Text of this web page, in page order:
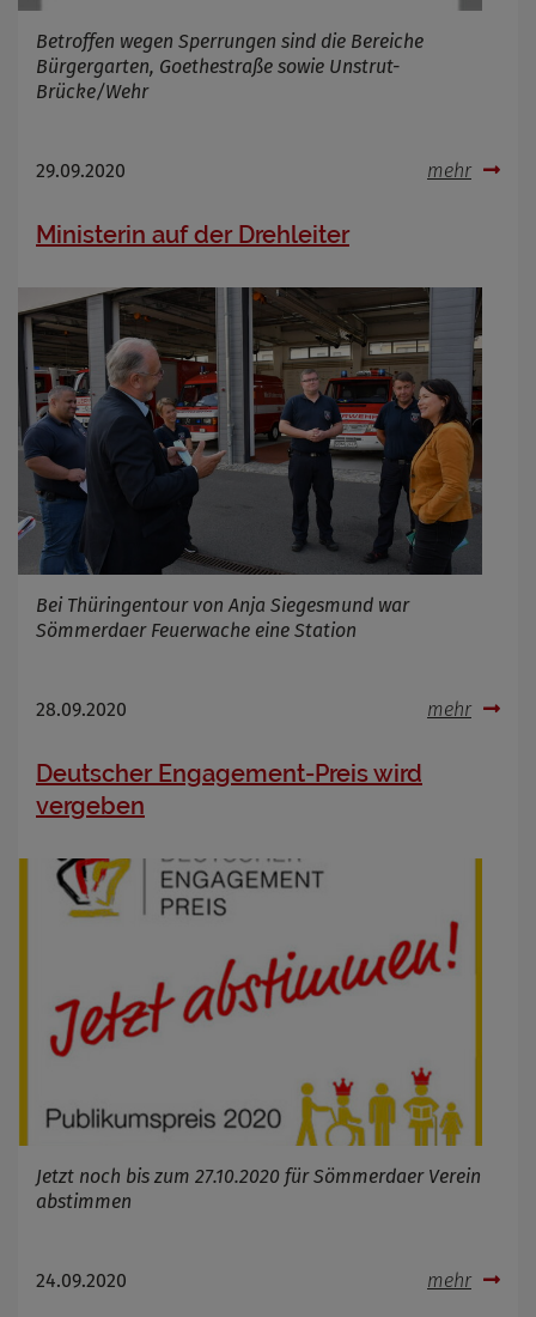
Betroffen wegen Sperrungen sind die Bereiche
Bürgergarten, Goethestraße sowie Unstrut-
Brücke/Wehr
29.09.2020 mehr
Ministerin auf der Drehleiter
Bei Thüringentour von Anja Siegesmund war
Sömmerdaer Feuerwache eine Station
28.09.2020 mehr
Deutscher Engagement-Preis wird
vergeben
Jetzt noch bis zum 27.10.2020 für Sömmerdaer Verein
abstimmen
24.09.2020 mehr